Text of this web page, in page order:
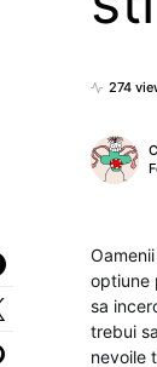
274
optiune
sa
trebui
nevoile